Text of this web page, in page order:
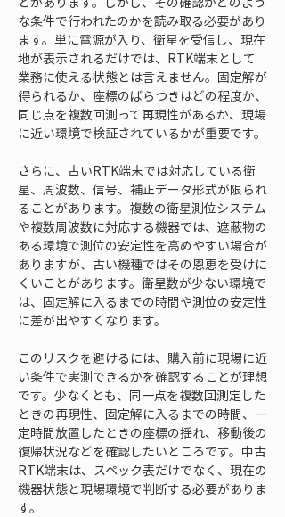
な条件で行われたのかを読み取る必要があり
ます。単に電源が入り、衛星を受信し、現在
地が表示されるだけでは、RTK端末として
業務に使える状態とは言えません。固定解が
得られるか、座標のばらつきはどの程度か、
同じ点を複数回測って再現性があるか、現場
に近い環境で検証されているかが重要です。
さらに、古いRTK端末では対応している衛
星、周波数、信号、補正データ形式が限られ
ることがあります。複数の衛星測位システム
や複数周波数に対応する機器では、遮蔽物の
ある環境で測位の安定性を高めやすい場合が
ありますが、古い機種ではその恩恵を受けに
くいことがあります。衛星数が少ない環境で
は、固定解に入るまでの時間や測位の安定性
に差が出やすくなります。
このリスクを避けるには、購入前に現場に近
い条件で実測できるかを確認することが理想
です。少なくとも、同一点を複数回測定した
ときの再現性、固定解に入るまでの時間、一
定時間放置したときの座標の揺れ、移動後の
復帰状況などを確認したいところです。中古
RTK端末は、スペック表だけでなく、現在の
機器状態と現場環境で判断する必要がありま
す。